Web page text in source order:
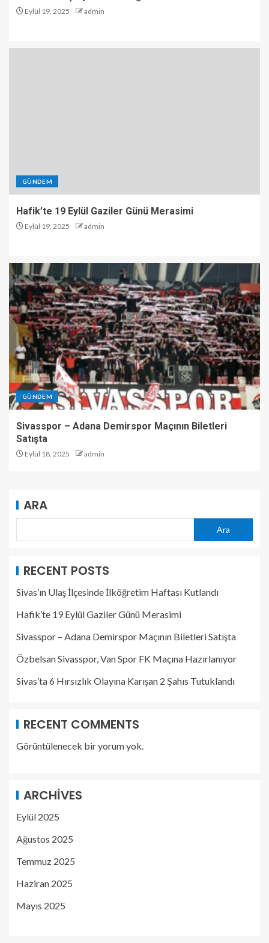
Eylül 19, 2025 admin
GÜNDEM
Hafik’te 19 Eylül Gaziler Günü Merasimi
Eylül 19, 2025 admin
GÜNDEM
Sivasspor – Adana Demirspor Maçının Biletleri
Satışta
Eylül 18, 2025 admin
ARA
Ara
RECENT POSTS
Sivas’ın Ulaş İlçesinde İlköğretim Haftası Kutlandı
Hafik’te 19 Eylül Gaziler Günü Merasimi
Sivasspor – Adana Demirspor Maçının Biletleri Satışta
Özbelsan Sivasspor, Van Spor FK Maçına Hazırlanıyor
Sivas’ta 6 Hırsızlık Olayına Karışan 2 Şahıs Tutuklandı
RECENT COMMENTS
Görüntülenecek bir yorum yok.
ARCHIVES
Eylül 2025
Ağustos 2025
Temmuz 2025
Haziran 2025
Mayıs 2025